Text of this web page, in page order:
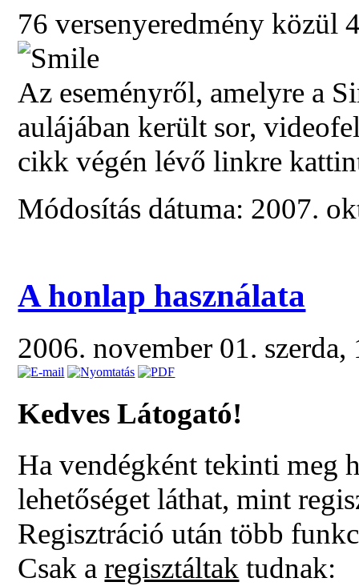
76 versenyeredmény közül
Az eseményről, amelyre a
aulájában került sor,
cikk végén lévő linkre
Módosítás dátuma: 2007.
A honlap használata
2006. november 01.
Kedves Látogató!
Ha vendégként tekinti meg
lehetőséget láthat, mint
Regisztráció után több
Csak aregisztáltak tudnak: